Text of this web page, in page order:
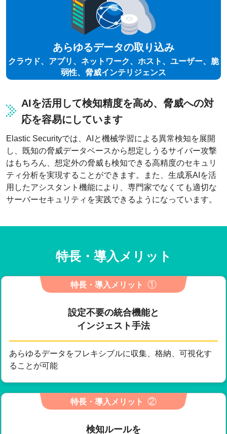
あらゆるデータの取り込み
クラウド、アプリ、ネットワーク、ホスト、ユーザー、脆
弱性、脅威インテリジェンス
AIを活用して検知精度を高め、脅威への対
応を容易にしています
Elastic Securityでは、AIと機械学習による異常検知を展開
し、既知の脅威データベースから想定しうるサイバー攻撃
はもちろん、想定外の脅威も検知できる高精度のセキュリ
ティ分析を実現することができます。また、生成系AIを活
用したアシスタント機能により、専門家でなくても適切な
サーバーセキュリティを実践できるようになっています。
特長・導入メリット
特長・導入メリット ①
設定不要の統合機能と
インジェスト手法
あらゆるデータをフレキシブルに収集、格納、可視化す
ることが可能
特長・導入メリット ②
検知ルールを